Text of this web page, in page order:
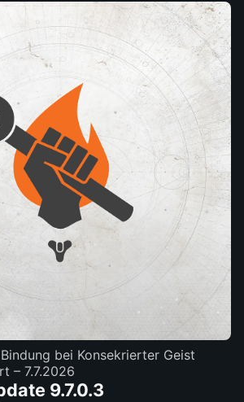
bei Konsekrierter Geist
– 7.7.2026
9.7.0.3